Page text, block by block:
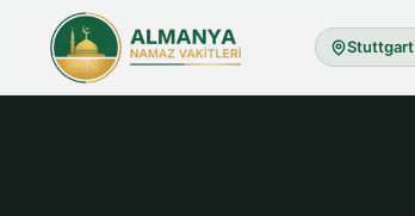
Stuttgart